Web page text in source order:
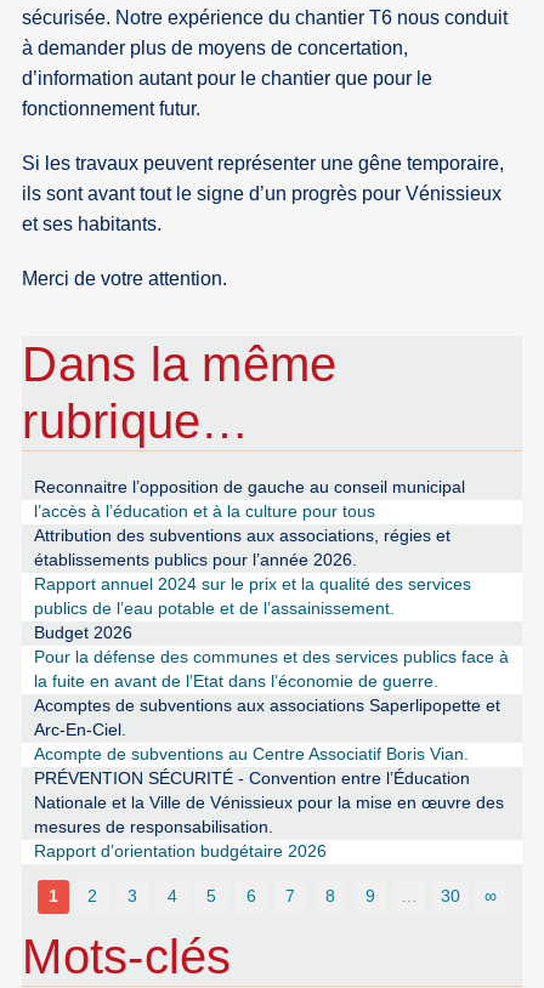
sécurisée. Notre expérience du chantier T6 nous conduit
à demander plus de moyens de concertation,
d’information autant pour le chantier que pour le
fonctionnement futur.
Si les travaux peuvent représenter une gêne temporaire,
ils sont avant tout le signe d’un progrès pour Vénissieux
et ses habitants.
Merci de votre attention.
Dans la même
rubrique…
Reconnaitre l’opposition de gauche au conseil municipal
l’accès à l’éducation et à la culture pour tous
Attribution des subventions aux associations, régies et
établissements publics pour l’année 2026.
Rapport annuel 2024 sur le prix et la qualité des services
publics de l’eau potable et de l’assainissement.
Budget 2026
Pour la défense des communes et des services publics face à
la fuite en avant de l’Etat dans l’économie de guerre.
Acomptes de subventions aux associations Saperlipopette et
Arc-En-Ciel.
Acompte de subventions au Centre Associatif Boris Vian.
PRÉVENTION SÉCURITÉ - Convention entre l’Éducation
Nationale et la Ville de Vénissieux pour la mise en œuvre des
mesures de responsabilisation.
Rapport d’orientation budgétaire 2026
1 2 3 4 5 6 7 8 9 30 ∞
Mots-clés